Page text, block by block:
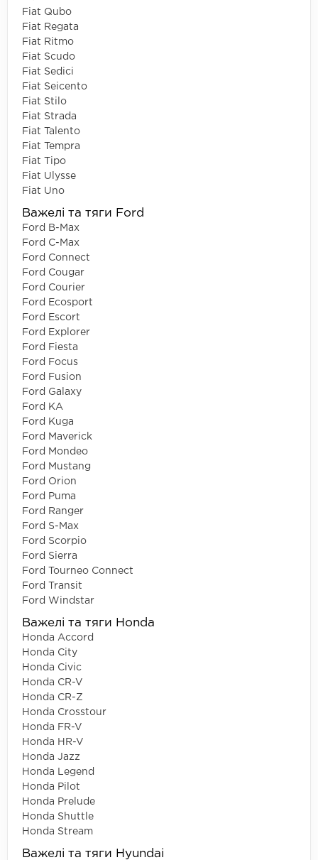
Fiat Qubo
Fiat Regata
Fiat Ritmo
Fiat Scudo
Fiat Sedici
Fiat Seicento
Fiat Stilo
Fiat Strada
Fiat Talento
Fiat Tempra
Fiat Tipo
Fiat Ulysse
Fiat Uno
Важелі та тяги Ford
Ford B-Max
Ford C-Max
Ford Connect
Ford Cougar
Ford Courier
Ford Ecosport
Ford Escort
Ford Explorer
Ford Fiesta
Ford Focus
Ford Fusion
Ford Galaxy
Ford KA
Ford Kuga
Ford Maverick
Ford Mondeo
Ford Mustang
Ford Orion
Ford Puma
Ford Ranger
Ford S-Max
Ford Scorpio
Ford Sierra
Ford Tourneo Connect
Ford Transit
Ford Windstar
Важелі та тяги Honda
Honda Accord
Honda City
Honda Civic
Honda CR-V
Honda CR-Z
Honda Crosstour
Honda FR-V
Honda HR-V
Honda Jazz
Honda Legend
Honda Pilot
Honda Prelude
Honda Shuttle
Honda Stream
Важелі та тяги Hyundai